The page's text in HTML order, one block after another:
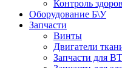
Контроль
Оборудование Б\У
Запчасти
Винты
Двигатели
Запчасти для